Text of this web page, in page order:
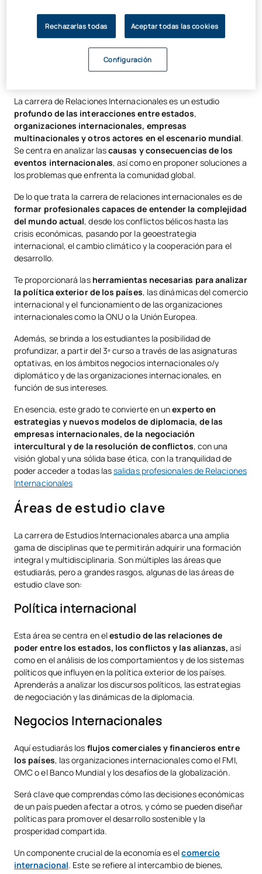
global y preparar a los estudiantes para convertirse en los
futuros líderes de los asuntos internacionales.
¿De qué trata la carrera de
Relaciones Internacionales o RRII?
La carrera de Relaciones Internacionales es un estudio
profundo de las interacciones entre estados,
organizaciones internacionales, empresas
multinacionales y otros actores en el escenario mundial.
Se centra en analizar lascausas y consecuencias de los
eventos internacionales, así como en proponer soluciones a
los problemas que enfrenta la comunidad global.
De lo que trata la carrera de relaciones internacionales es de
formar profesionales capaces de entender la complejidad
del mundo actual, desde los conflictos bélicos hasta las
crisis económicas, pasando por la geoestrategia
internacional, el cambio climático y la cooperación para el
desarrollo.
Te proporcionará las herramientas necesarias para analizar
la política exterior de los países, las dinámicas del comercio
internacional y el funcionamiento de las organizaciones
internacionales como la ONU o la Unión Europea.
Además, se brinda a los estudiantes la posibilidad de
profundizar, a partir del 3º curso a través de las asignaturas
optativas, en los ámbitos negocios internacionales o/y
diplomático y de las organizaciones internacionales, en
función de sus intereses.
En esencia, este grado te convierte en unexperto en
estrategias y nuevos modelos de diplomacia, de las
empresas internacionales, de la negociación
intercultural y de la resolución de conflictos, con una
visión global y una sólida base ética, con la tranquilidad de
poder acceder a todas lassalidas profesionales de Relaciones
Internacionales
Áreas de estudio clave
La carrera de Estudios Internacionales abarca una amplia
gama de disciplinas que te permitirán adquirir una formación
integral y multidisciplinaria. Son múltiples las áreas que
estudiarás, pero a grandes rasgos, algunas de las áreas de
estudio clave son:
Política internacional
Esta área se centra en elestudio de las relaciones de
poder entre los estados, los conflictos y las alianzas, así
como en el análisis de los comportamientos y de los sistemas
políticos que influyen en la política exterior de los países.
Aprenderás a analizar los discursos políticos, las estrategias
de negociación y las dinámicas de la diplomacia.
Negocios Internacionales
Aquí estudiarás los flujos comerciales y financieros entre
los países, las organizaciones internacionales como el FMI,
OMC o el Banco Mundial y los desafíos de la globalización.
Será clave que comprendas cómo las decisiones económicas
de un país pueden afectar a otros, y cómo se pueden diseñar
políticas para promover el desarrollo sostenible y la
prosperidad compartida.
Un componente crucial de la economía es elcomercio
internacional. Este se refiere al intercambio de bienes,
Rechazarlas todas Aceptar todas las cookies
Configuración